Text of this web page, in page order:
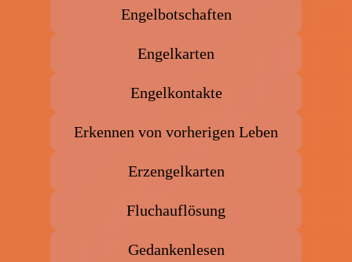
Engelbotschaften
Engelkarten
Engelkontakte
Erkennen von vorherigen Leben
Erzengelkarten
Fluchauflösung
Gedankenlesen